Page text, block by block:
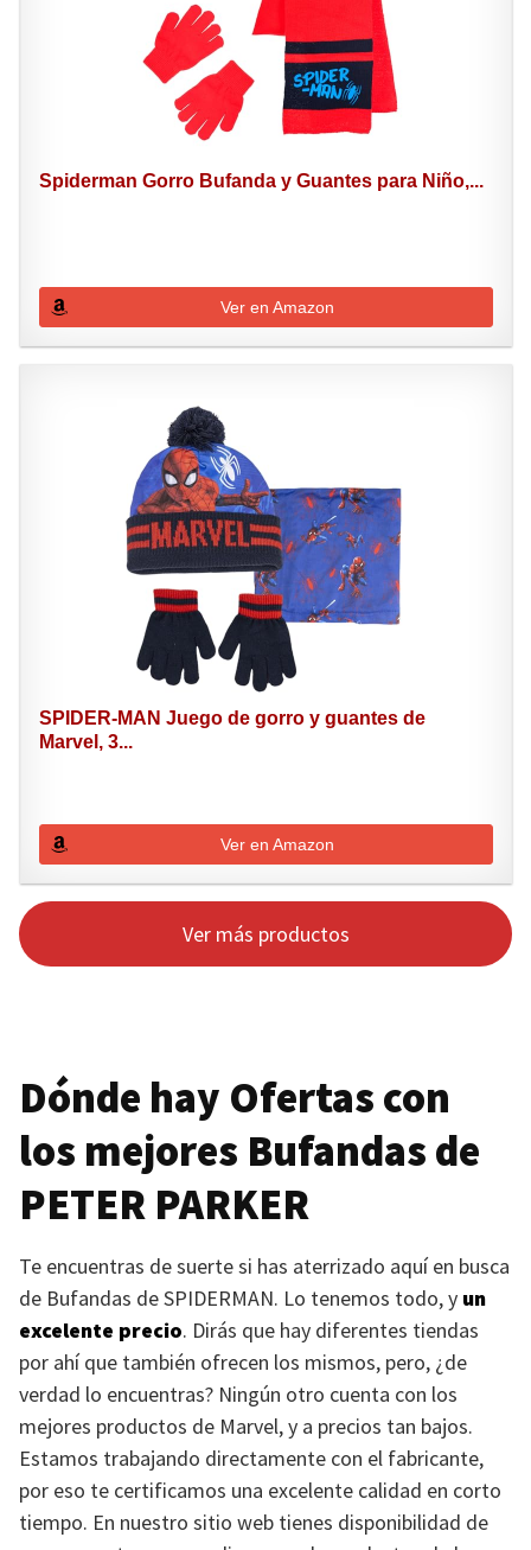
Spiderman Gorro Bufanda y Guantes para Niño,...
Ver en Amazon
SPIDER-MAN Juego de gorro y guantes de
Marvel, 3...
Ver en Amazon
Ver más productos
Dónde hay Ofertas con
los mejores Bufandas de
PETER PARKER
Te encuentras de suerte si has aterrizado aquí en busca
de Bufandas deSPIDERMAN. Lo tenemos todo, y un
excelente precio. Dirás que hay diferentes tiendas
por ahí que también ofrecen los mismos, pero, ¿de
verdad lo encuentras? Ningún otro cuenta con los
mejores productos de Marvel, y a precios tan bajos.
Estamos trabajando directamente con el fabricante,
por eso te certificamos una excelente calidad en corto
tiempo. En nuestro sitio web tienes disponibilidad de